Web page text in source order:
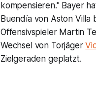
kompensieren." Bayer
Buendía von Aston Villa
Offensivspieler Martin
Wechsel von Torjäger
Zielgeraden geplatzt.